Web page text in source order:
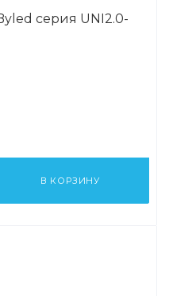
серия UNI2.0-
В КОРЗИНУ